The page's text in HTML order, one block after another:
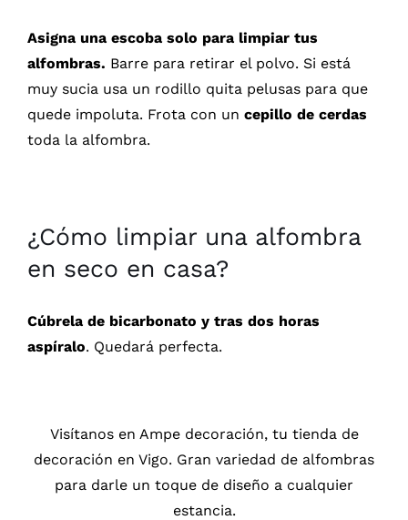
Asigna una escoba solo para limpiar tus
alfombras. Barre para retirar el polvo. Si está
muy sucia usa un rodillo quita pelusas para que
quede impoluta. Frota con un cepillo de cerdas
toda la alfombra.
¿Cómo limpiar una alfombra
en seco en casa?
Cúbrela de bicarbonato y tras dos horas
aspíralo. Quedará perfecta.
Visítanos en Ampe decoración, tu tienda de
decoración en Vigo. Gran variedad de alfombras
para darle un toque de diseño a cualquier
estancia.